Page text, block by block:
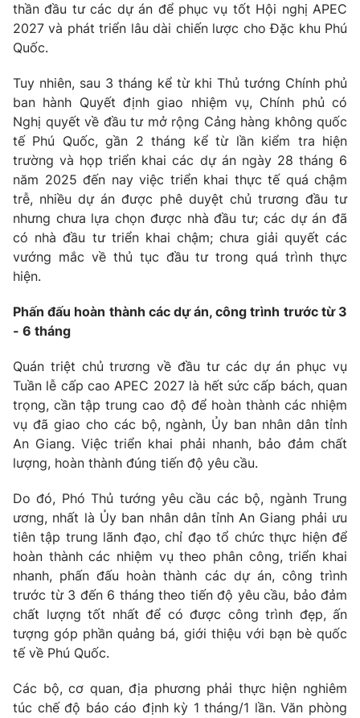
Video Shorts video
VTV Sức khoẻ Bất động sản
Thị trường 24h Tấm lòng Việt
VTV4 Vươn mình bằng AI
VTV9 VTV8
THỜI BÁO VTV
Theo dõi báo trên
Cơ quan báo chí:Thời báo VTV
Giấy phép hoạt động báo in và báo điện tử số 483/GP-BTTTT
cấp ngày 29/12/2023
Tổng Biên tập:Vũ Thanh Thủy
Phó Tổng Biên tập:Nguyễn Thị Mỹ Hạnh, Phạm Quốc Thắng,
Nguyễn Trọng Ninh
Tổng đài VTV:024.38 355 931 - 024.38 355 932
Ðiện thoại Thời báo VTV:
024.66 897 897
Liên hệ quảng cáo:024-7300.7108
thần đầu tư các dự án để phục vụ tốt Hội nghị APEC
2027 và phát triển lâu dài chiến lược cho Đặc khu Phú
Quốc.
Tuy nhiên, sau 3 tháng kể từ khi Thủ tướng Chính phủ
ban hành Quyết định giao nhiệm vụ, Chính phủ có
Nghị quyết về đầu tư mở rộng Cảng hàng không quốc
tế Phú Quốc, gần 2 tháng kể từ lần kiểm tra hiện
trường và họp triển khai các dự án ngày 28 tháng 6
năm 2025 đến nay việc triển khai thực tế quá chậm
trễ, nhiều dự án được phê duyệt chủ trương đầu tư
nhưng chưa lựa chọn được nhà đầu tư; các dự án đã
có nhà đầu tư triển khai chậm; chưa giải quyết các
vướng mắc về thủ tục đầu tư trong quá trình thực
hiện.
Phấn đấu hoàn thành các dự án, công trình trước từ 3
- 6 tháng
Quán triệt chủ trương về đầu tư các dự án phục vụ
Tuần lễ cấp cao APEC 2027 là hết sức cấp bách, quan
trọng, cần tập trung cao độ để hoàn thành các nhiệm
vụ đã giao cho các bộ, ngành, Ủy ban nhân dân tỉnh
An Giang. Việc triển khai phải nhanh, bảo đảm chất
lượng, hoàn thành đúng tiến độ yêu cầu.
Do đó, Phó Thủ tướng yêu cầu các bộ, ngành Trung
ương, nhất là Ủy ban nhân dân tỉnh An Giang phải ưu
tiên tập trung lãnh đạo, chỉ đạo tổ chức thực hiện để
hoàn thành các nhiệm vụ theo phân công, triển khai
nhanh, phấn đấu hoàn thành các dự án, công trình
trước từ 3 đến 6 tháng theo tiến độ yêu cầu, bảo đảm
chất lượng tốt nhất để có được công trình đẹp, ấn
tượng góp phần quảng bá, giới thiệu với bạn bè quốc
tế về Phú Quốc.
Các bộ, cơ quan, địa phương phải thực hiện nghiêm
túc chế độ báo cáo định kỳ 1 tháng/1 lần. Văn phòng